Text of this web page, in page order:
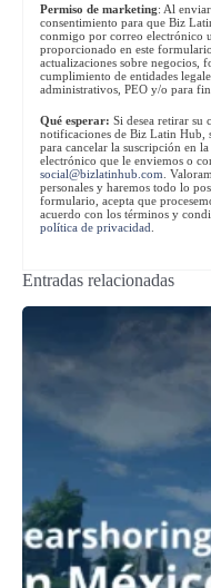
Permiso de marketing: Al
consentimiento para que Biz
conmigo por correo electrónico
proporcionado en este
actualizaciones sobre negocios,
cumplimiento de entidades
administrativos, PEO y/o para
Qué esperar: Si desea retirar su
notificaciones de Biz Latin Hub,
para cancelar la suscripción en
electrónico que le enviemos o
social@bizlatinhub.com .
personales y haremos todo lo
formulario, acepta que
acuerdo con los términos y
política de privacidad
Entradas relacionadas